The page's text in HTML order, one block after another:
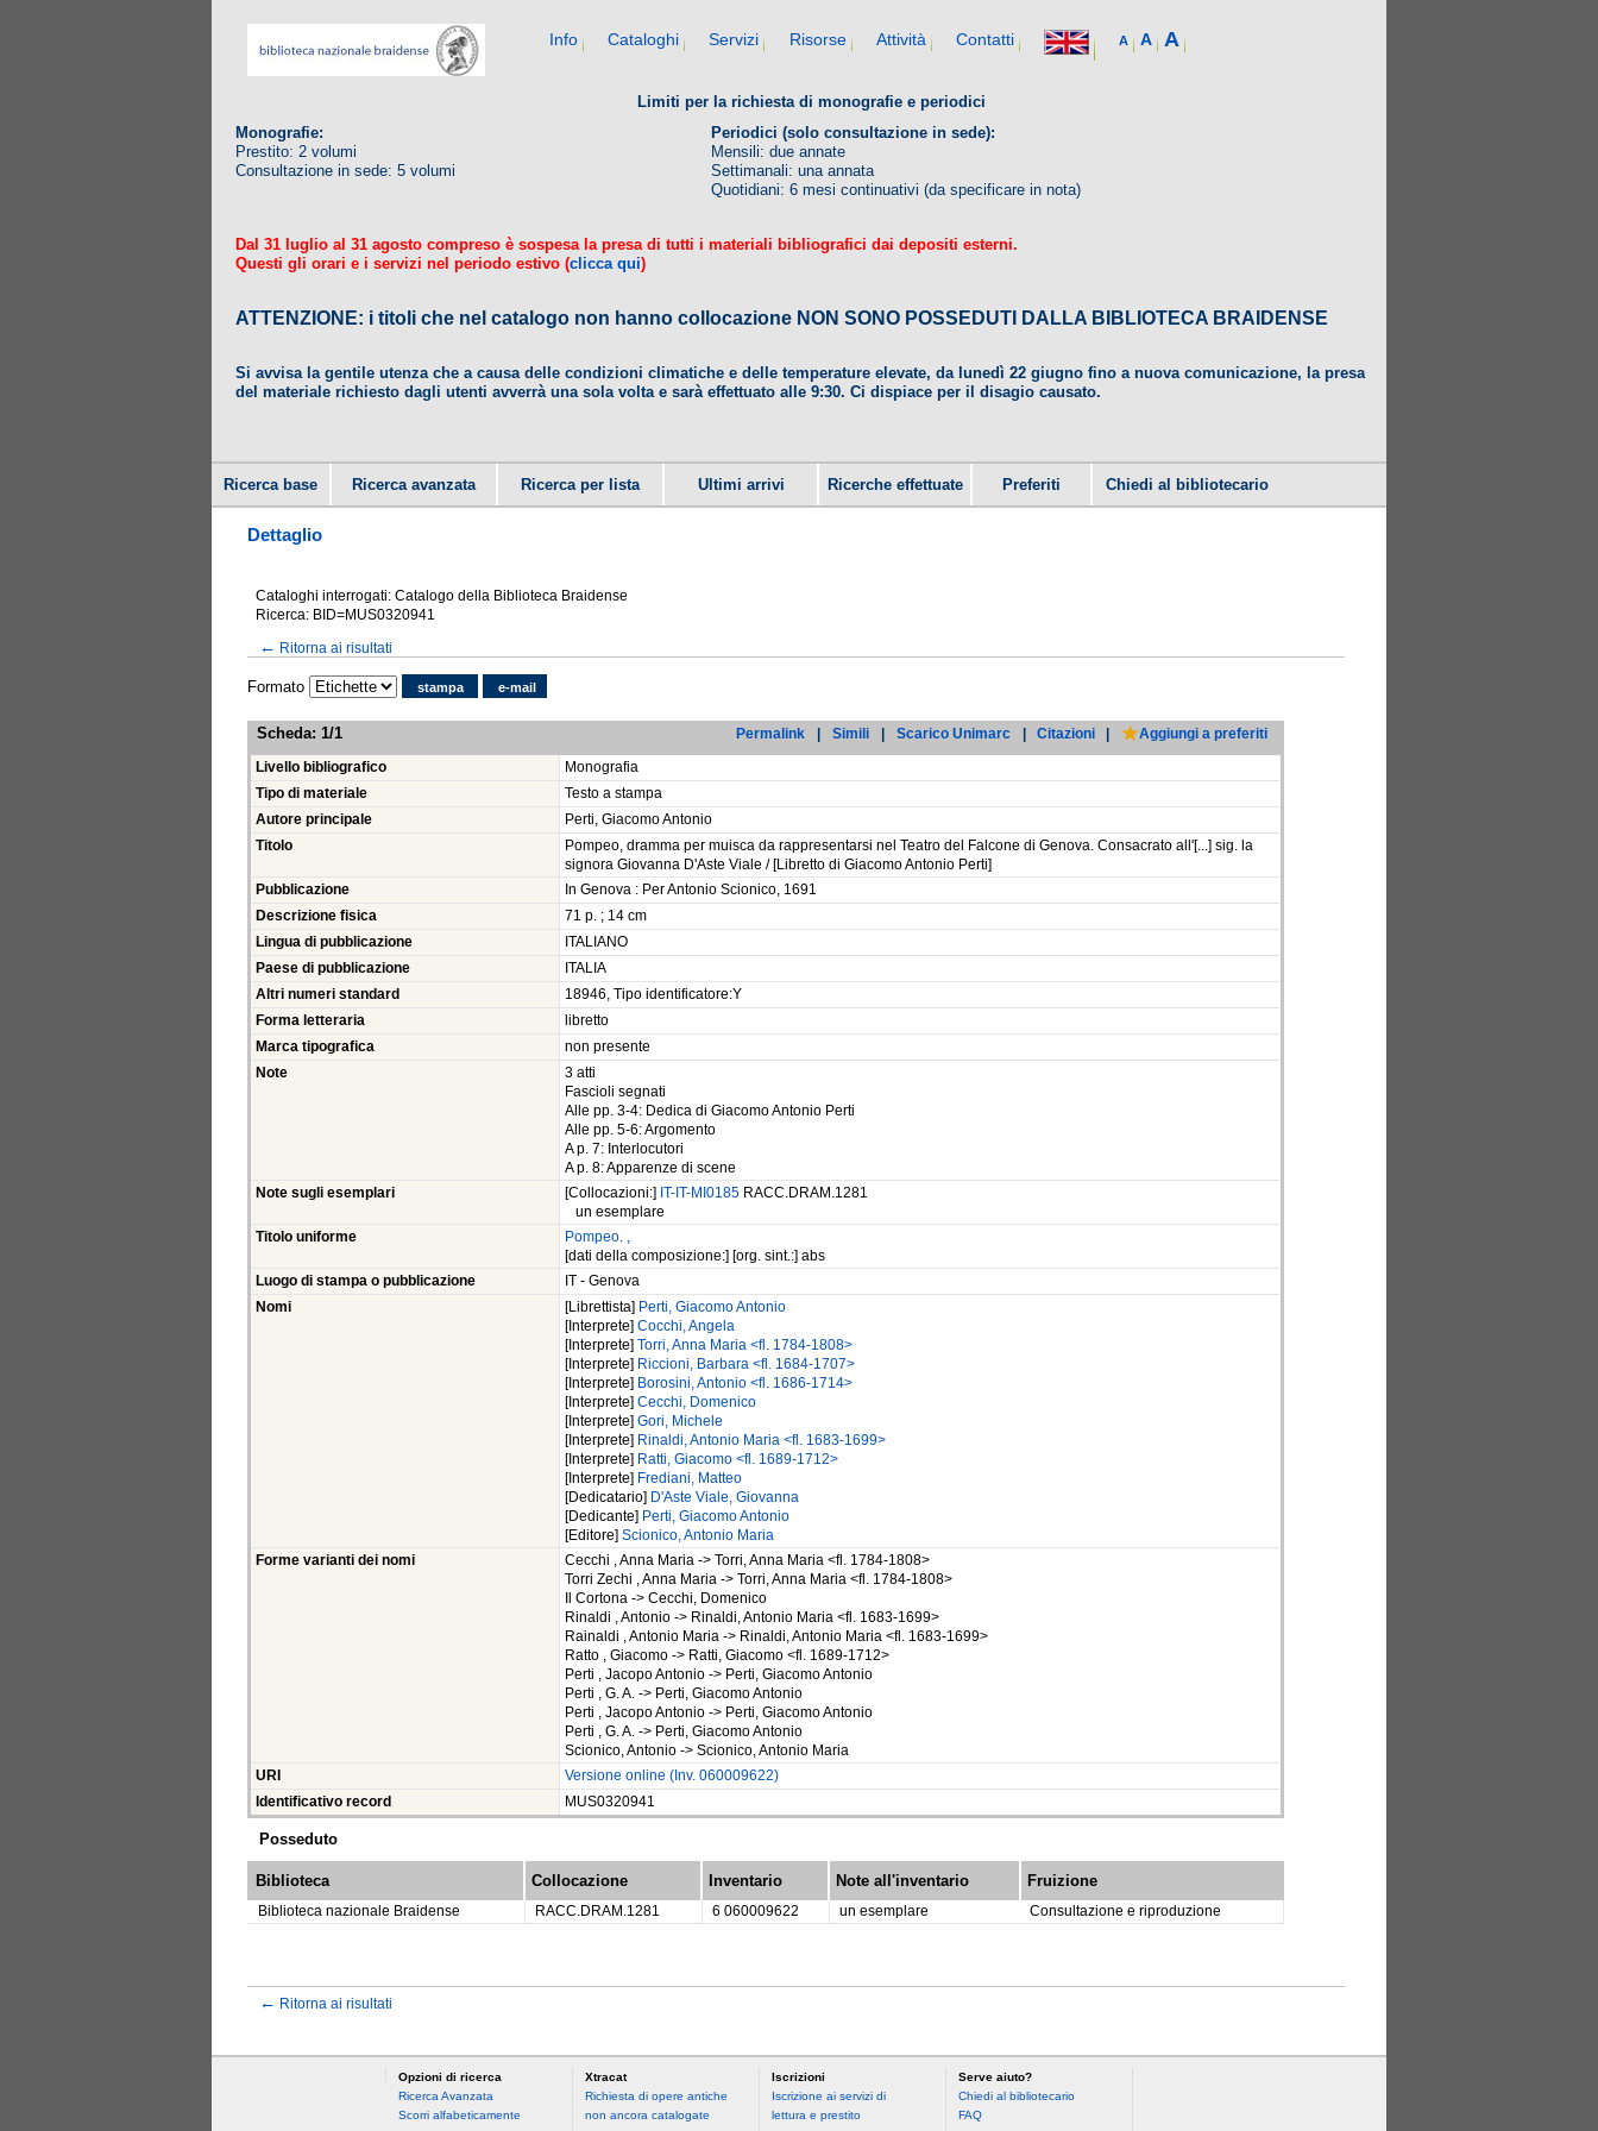
Info Cataloghi Servizi Risorse Attività Contatti A A A
Limiti per la richiesta di monografie e periodici
Monografie:
Periodici (solo consultazione in sede):
Prestito: 2 volumi
Mensili: due annate
Consultazione in sede: 5 volumi
Settimanali: una annata
Quotidiani: 6 mesi continuativi (da specificare in nota)
Dal 31 luglio al 31 agosto compreso è sospesa la presa di tutti i materiali bibliografici dai depositi esterni.
Questi gli orari e i servizi nel periodo estivo (clicca qui)
ATTENZIONE: i titoli che nel catalogo non hanno collocazione NON SONO POSSEDUTI DALLA BIBLIOTECA BRAIDENSE
Si avvisa la gentile utenza che a causa delle condizioni climatiche e delle temperature elevate, da lunedì 22 giugno fino a nuova comunicazione, la presa
del materiale richiesto dagli utenti avverrà una sola volta e sarà effettuato alle 9:30. Ci dispiace per il disagio causato.
Ricerca base Ricerca avanzata Ricerca per lista Ultimi arrivi Ricerche effettuate Preferiti Chiedi al bibliotecario
Dettaglio
Cataloghi interrogati: Catalogo della Biblioteca Braidense
Ricerca: BID=MUS0320941
← Ritorna ai risultati
Formato stampa e-mail
Scheda: 1/1 Permalink Simili Scarico Unimarc Citazioni Aggiungi a preferiti
Livello bibliografico
Monografia
Tipo di materiale
Testo a stampa
Autore principale
Perti, Giacomo Antonio
Titolo
Pompeo, dramma per muisca da rappresentarsi nel Teatro del Falcone di Genova. Consacrato all'[...] sig. la
signora Giovanna D'Aste Viale / [Libretto di Giacomo Antonio Perti]
Pubblicazione
In Genova : Per Antonio Scionico, 1691
Descrizione fisica
71 p. ; 14 cm
Lingua di pubblicazione
ITALIANO
Paese di pubblicazione
ITALIA
Altri numeri standard
18946, Tipo identificatore:Y
Forma letteraria
libretto
Marca tipografica
non presente
Note
3 atti
Fascioli segnati
Alle pp. 3-4: Dedica di Giacomo Antonio Perti
Alle pp. 5-6: Argomento
A p. 7: Interlocutori
A p. 8: Apparenze di scene
Note sugli esemplari
[Collocazioni:] IT-IT-MI0185 RACC.DRAM.1281
un esemplare
Titolo uniforme
Pompeo. ,
[dati della composizione:] [org. sint.:] abs
Luogo di stampa o pubblicazione
IT - Genova
Nomi
[Librettista]
Perti, Giacomo Antonio
[Interprete] Cocchi, Angela
[Interprete]
Torri, Anna Maria <fl. 1784-1808>
[Interprete]
Riccioni, Barbara <fl. 1684-1707>
[Interprete]
Borosini, Antonio <fl. 1686-1714>
[Interprete] Cecchi, Domenico
[Interprete] Gori, Michele
[Interprete]
Rinaldi, Antonio Maria <fl. 1683-1699>
[Interprete]
Ratti, Giacomo <fl. 1689-1712>
[Interprete]
Frediani, Matteo
[Dedicatario]
D'Aste Viale, Giovanna
[Dedicante]
Perti, Giacomo Antonio
[Editore] Scionico, Antonio Maria
Forme varianti dei nomi
Cecchi , Anna Maria -> Torri, Anna Maria <fl. 1784-1808>
Torri Zechi , Anna Maria -> Torri, Anna Maria <fl. 1784-1808>
Il Cortona -> Cecchi, Domenico
Rinaldi , Antonio -> Rinaldi, Antonio Maria <fl. 1683-1699>
Rainaldi , Antonio Maria -> Rinaldi, Antonio Maria <fl. 1683-1699>
Ratto , Giacomo -> Ratti, Giacomo <fl. 1689-1712>
Perti , Jacopo Antonio -> Perti, Giacomo Antonio
Perti , G. A. -> Perti, Giacomo Antonio
Perti , Jacopo Antonio -> Perti, Giacomo Antonio
Perti , G. A. -> Perti, Giacomo Antonio
Scionico, Antonio -> Scionico, Antonio Maria
URI
Versione online (Inv. 060009622)
Identificativo record
MUS0320941
Posseduto
Biblioteca Collocazione Inventario Note all'inventario Fruizione
Biblioteca nazionale Braidense RACC.DRAM.1281 6 060009622 un esemplare Consultazione e riproduzione
← Ritorna ai risultati
Opzioni di ricerca
Ricerca Avanzata
Scorri alfabeticamente
Xtracat
Richiesta di opere antiche
non ancora catalogate
Iscrizioni
Iscrizione ai servizi di
lettura e prestito
Serve aiuto?
Chiedi al bibliotecario
FAQ